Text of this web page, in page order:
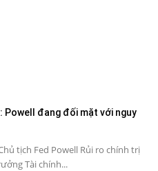
Powell đang đối mặt với nguy
tịch Fed Powell Rủi ro chính trị
Tài chính...